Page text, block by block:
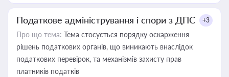
Податкове адміністрування і спори з ДПС +3
Про що тема: Тема стосується порядку оскарження
рішень податкових органів, що виникають внаслідок
податкових перевірок, та механізмів захисту прав
платників податків